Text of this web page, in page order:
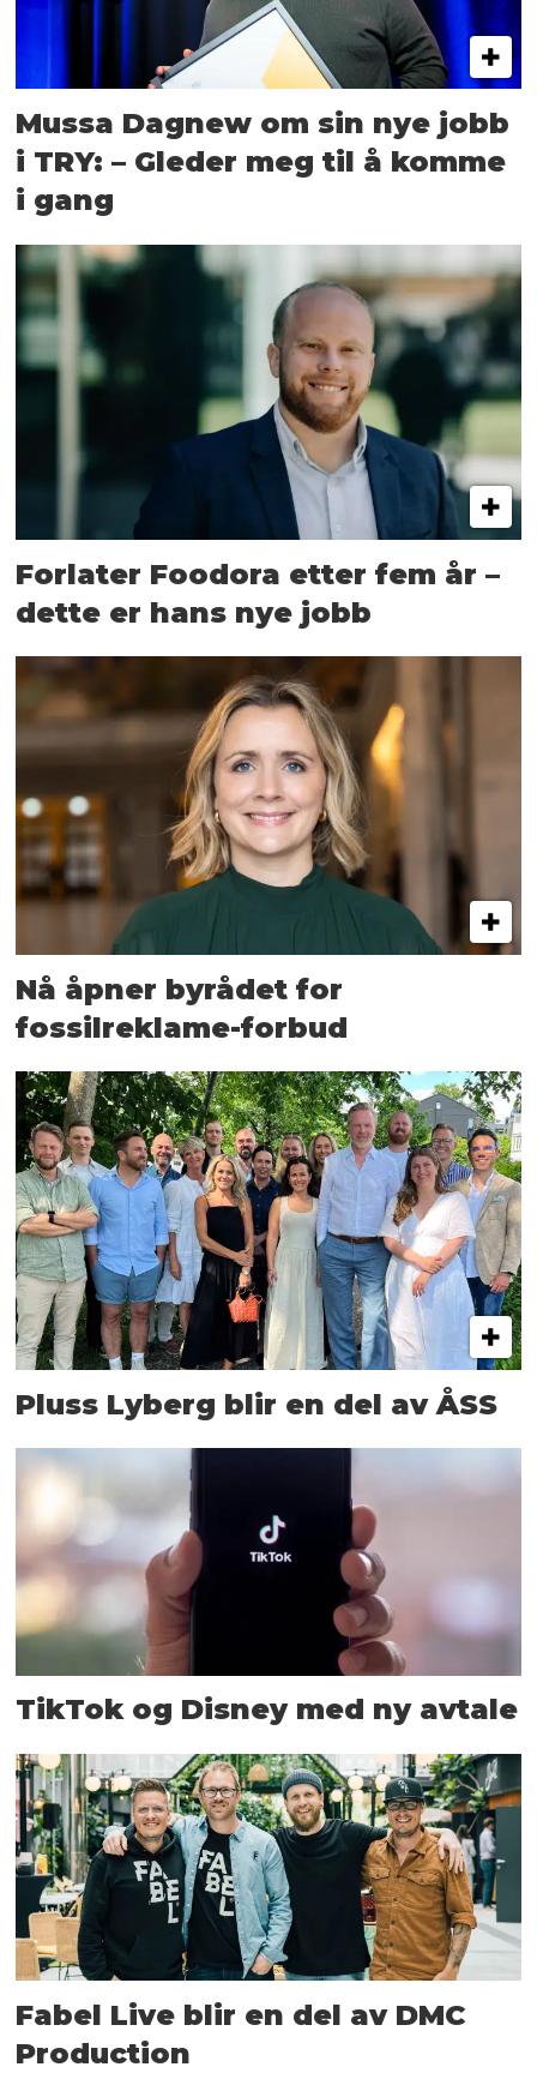
Mussa Dagnew om sin nye jobb
i TRY: – Gleder meg til å komme
i gang
Forlater Foodora etter fem år –
dette er hans nye jobb
Nå åpner byrådet for
fossilreklame-forbud
Pluss Lyberg blir en del av ÅSS
TikTok og Disney med ny avtale
Fabel Live blir en del av DMC
Production